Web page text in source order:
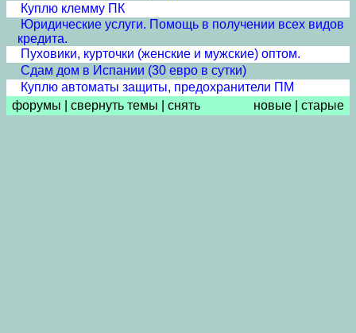
Куплю клемму ПК
Юридические услуги. Помощь в получении всех видов
кредита.
Пуховики, курточки (женские и мужские) оптом.
Сдам дом в Испании (30 евро в сутки)
Куплю автоматы защиты, предохранители ПМ
форумы
свернуть темы снять новые старые